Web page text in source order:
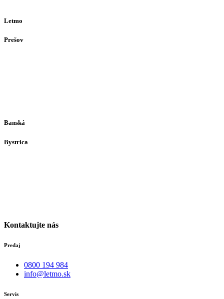
Letmo
Prešov
Banská
Bystrica
Kontaktujte nás
Predaj
0800 194 984
info@letmo.sk
Servis